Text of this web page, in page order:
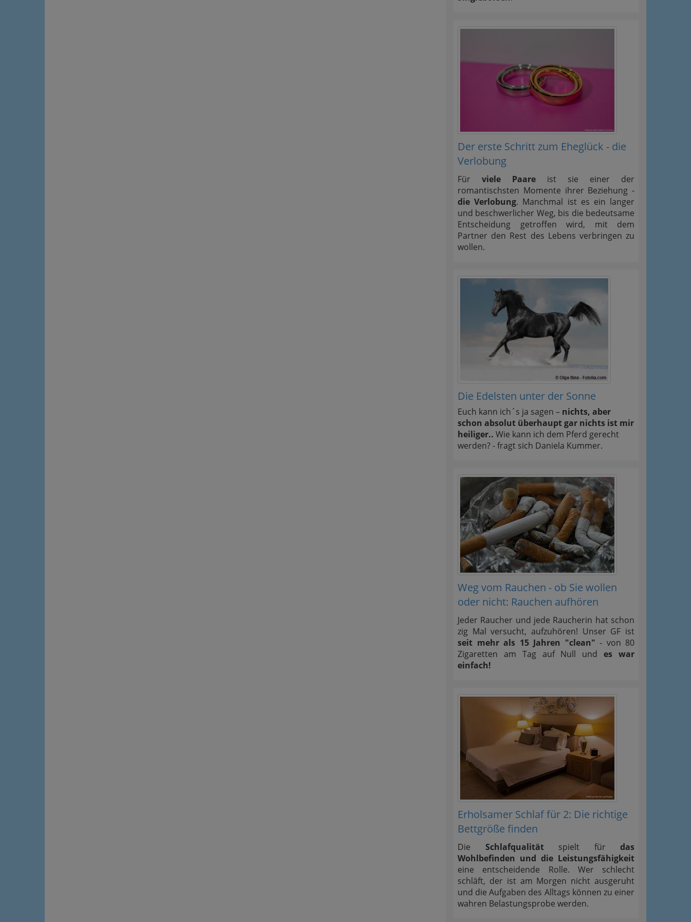
Der erste Schritt zum Eheglück - die
Verlobung
Für viele Paare ist sie einer der
romantischsten Momente ihrer Beziehung -
die Verlobung. Manchmal ist es ein langer
und beschwerlicher Weg, bis die bedeutsame
Entscheidung getroffen wird, mit dem
Partner den Rest des Lebens verbringen zu
wollen.
Die Edelsten unter der Sonne
Euch kann ich´s ja sagen – nichts, aber
schon absolut überhaupt gar nichts ist mir
heiliger.. Wie kann ich dem Pferd gerecht
werden? - fragt sich Daniela Kummer.
Weg vom Rauchen - ob Sie wollen
oder nicht: Rauchen aufhören
Jeder Raucher und jede Raucherin hat schon
zig Mal versucht, aufzuhören! Unser GF ist
seit mehr als 15 Jahren "clean" - von 80
Zigaretten am Tag auf Null undes war
einfach!
Erholsamer Schlaf für 2: Die richtige
Bettgröße finden
Die Schlafqualitätspielt für das
Wohlbefinden und die Leistungsfähigkeit
eine entscheidende Rolle. Wer schlecht
schläft, der ist am Morgen nicht ausgeruht
und die Aufgaben des Alltags können zu einer
wahren Belastungsprobe werden.